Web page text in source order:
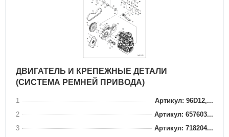
ДВИГАТЕЛЬ И КРЕПЕЖНЫЕ ДЕТАЛИ
(СИСТЕМА РЕМНЕЙ ПРИВОДА)
1
Артикул: 96D12,...
2
Артикул: 657603...
3
Артикул: 718204...